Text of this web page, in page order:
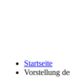
Startseite
Vorstellung